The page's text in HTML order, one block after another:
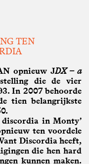
TEN
opnieuw JDX – a
die de vier
In 2007 behoorde
tien belangrijkste
discordia in Monty’
ten voordele
Discordia heeft,
die hen hard
kunnen maken.